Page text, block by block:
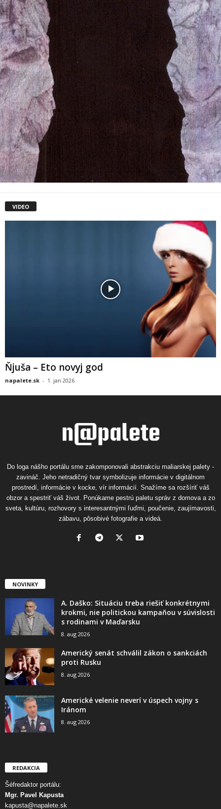
VIDEO
Ňjuša – Eto novyj god
napalete.sk - 1. jan 2026
Do loga nášho portálu sme zakomponovali abstrakciu maliarskej palety -
zavináč. Jeho netradičný tvar symbolizuje informácie v digitálnom
prostredí, informácie v kocke, vír informácií. Snažíme sa rozšíriť váš
obzor a spestriť váš život. Ponúkame pestrú paletu správ z domova a zo
sveta, kultúru, rozhovory s interesantnými ľuďmi, poučenie, zaujímavosti,
zábavu, pôsobivé fotografie a videá.
NOVINKY
A. Daško: Situáciu treba riešiť konkrétnymi
krokmi, nie politickou kampaňou v súvislosti
s rodinami v Maďarsku
8. aug 2026
Americký senát schválil zákon o sankciách
proti Rusku
8. aug 2026
Americké velenie neverí v úspech vojny s
Iránom
8. aug 2026
REDAKCIA
Šéfredaktor portálu:
Mgr. Pavel Kapusta
kapusta@napalete.sk